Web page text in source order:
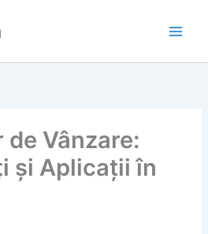
Vânzare:
și Aplicații în